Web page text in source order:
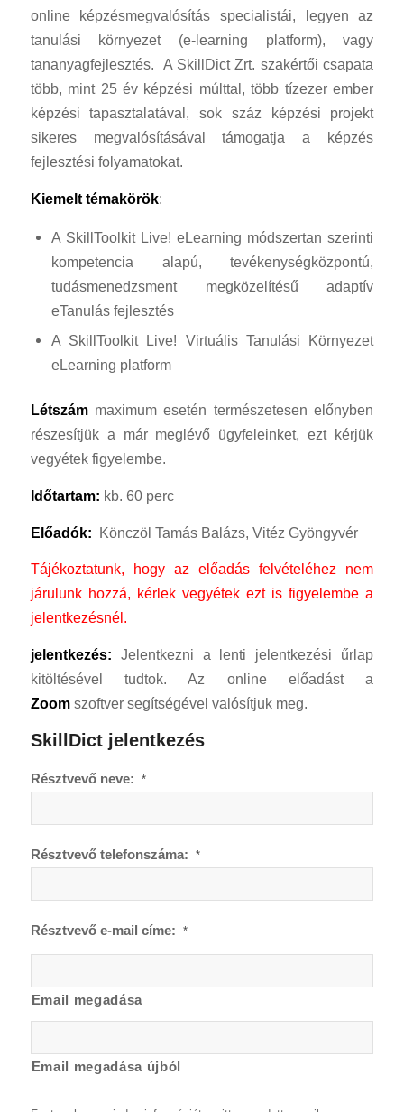
online képzésmegvalósítás specialistái, legyen az
tanulási környezet (e-learning platform), vagy
tananyagfejlesztés. A SkillDict Zrt. szakértői csapata
több, mint 25 év képzési múlttal, több tízezer ember
képzési tapasztalatával, sok száz képzési projekt
sikeres megvalósításával támogatja a képzés
fejlesztési folyamatokat.
Kiemelt témakörök:
A SkillToolkit Live! eLearning módszertan szerinti
kompetencia alapú, tevékenységközpontú,
tudásmenedzsment megközelítésű adaptív
eTanulás fejlesztés
A SkillToolkit Live! Virtuális Tanulási Környezet
eLearning platform
Létszámmaximum esetén természetesen előnyben
részesítjük a már meglévő ügyfeleinket, ezt kérjük
vegyétek figyelembe.
Időtartam: kb. 60 perc
Előadók: Könczöl Tamás Balázs, Vitéz Gyöngyvér
Tájékoztatunk, hogy az előadás felvételéhez nem
járulunk hozzá, kérlek vegyétek ezt is figyelembe a
jelentkezésnél.
jelentkezés: Jelentkezni a lenti jelentkezési űrlap
kitöltésével tudtok. Az online előadást a
Zoomszoftver segítségével valósítjuk meg.
SkillDict jelentkezés
Résztvevő neve: *
Résztvevő telefonszáma: *
Résztvevő e-mail címe: *
Email megadása
Email megadása újból